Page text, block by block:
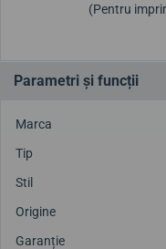
(Pentru
Parametri și funcții
Marca
Tip
Stil
Origine
Garanție